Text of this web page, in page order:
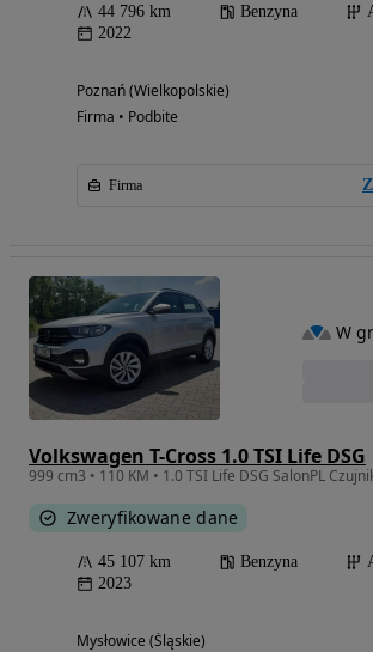
44 796 km Benzyna
2022
Poznań (Wielkopolskie)
Firma • Podbite
Firma
Volkswagen T-Cross 1.0 TSI Life DSG
Zweryfikowane dane
45 107 km Benzyna
2023
Mysłowice (Śląskie)
W